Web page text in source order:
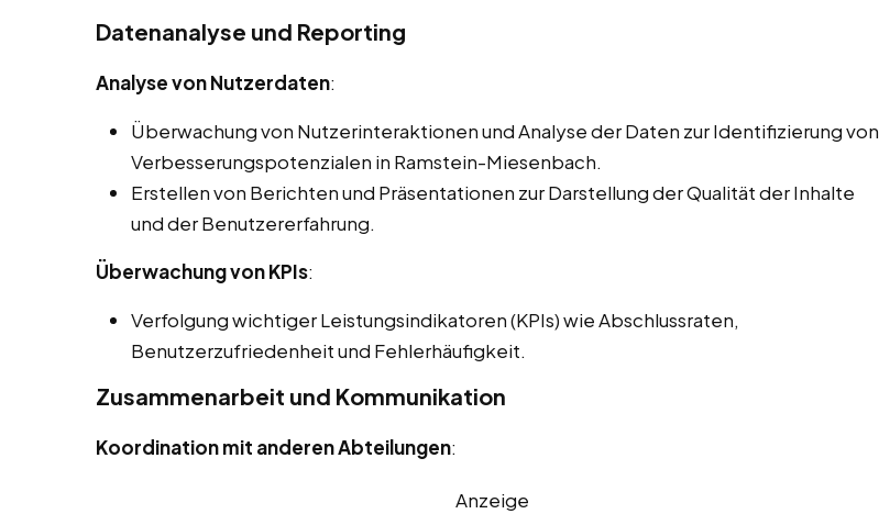
Datenanalyse und Reporting
Analyse von Nutzerdaten:
Überwachung von Nutzerinteraktionen und Analyse der Daten zur Identifizierung von
Verbesserungspotenzialen in Ramstein-Miesenbach.
Erstellen von Berichten und Präsentationen zur Darstellung der Qualität der Inhalte
und der Benutzererfahrung.
Überwachung von KPIs:
Verfolgung wichtiger Leistungsindikatoren (KPIs) wie Abschlussraten,
Benutzerzufriedenheit und Fehlerhäufigkeit.
Zusammenarbeit und Kommunikation
Koordination mit anderen Abteilungen:
Anzeige